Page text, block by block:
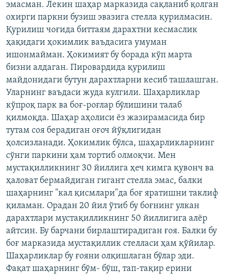
эмасман. Лекин шаҳар марказида сақланиб қолган
охирги паркни бузиш эвазига стелла қурилмасин.
Қурилиш чоғида биттаям дарахтни кесмаслик
ҳақидаги ҳокимлик ваъдасига умуман
ишонмайман. Ҳокимият бу борада кўп марта
бизни алдаган. Пировардида қурилиш
майдонидаги бутун дарахтларни кесиб ташлашган.
Уларнинг ваъдаси жуда кулгили. Шаҳарликлар
кўпроқ парк ва боғ-роғлар бўлишини талаб
қилмоқда. Шаҳар аҳолиси ëз жазирамасида бир
тутам соя берадиган оғоч йўқлигидан
ҳолсизланади. Ҳокимлик бўлса, шаҳарликларнинг
сўнги паркини ҳам тортиб олмоқчи. Мен
мустақилликнинг 30 йиллига ҳеч кимга қувонч ва
ҳаловат бермайдиган гигант стелла эмас, балки
шаҳарнинг "кал қисмлари"да боғ яратишни таклиф
қиламан. Орадан 20 йил ўтиб бу боғнинг улкан
дарахтлари мустақилликнинг 50 йиллигига алëр
айтсин. Бу барчани бирлаштирадиган ғоя. Балки бу
боғ марказида мустақиллик стелласи ҳам қўйилар.
Шаҳарликлар бу ғояни олқишлаган бўлар эди.
Фақат шаҳарнинг бўм- бўш, тап-тақир ерини